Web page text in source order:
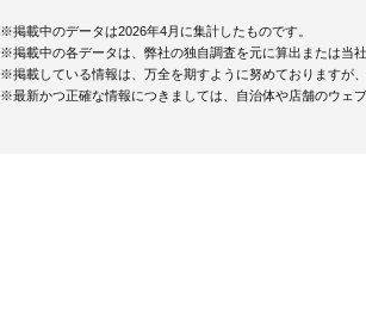
※掲載中のデータは2026年4月に集計したものです。
※掲載中の各データは、弊社の独自調査を元に算出または当
※掲載している情報は、万全を期すように努めておりますが
※最新かつ正確な情報につきましては、自治体や店舗のウェ